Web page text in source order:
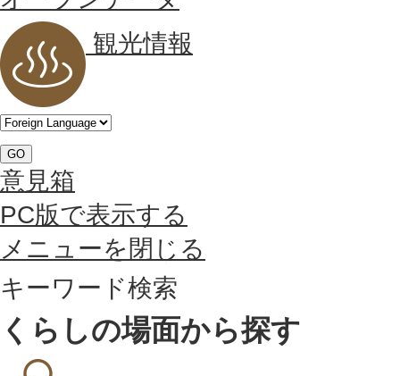
観光情報
GO
意見箱
PC版で表示する
メニューを閉じる
キーワード検索
くらしの場面から探す